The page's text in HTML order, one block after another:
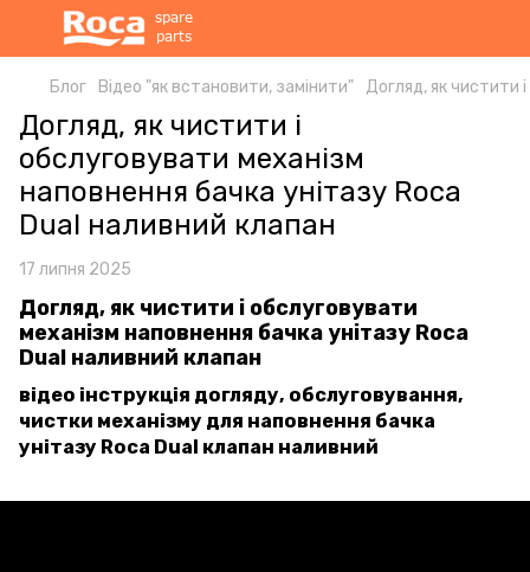
Блог Відео "як встановити, замінити" Догляд, як чистити
Догляд, як чистити і
обслуговувати механізм
наповнення бачка унітазу Roca
Dual наливний клапан
17 липня 2025
Догляд, як чистити і обслуговувати
механізм наповнення бачка унітазу Roca
Dual наливний клапан
відео інструкція догляду, обслуговування,
чистки механізму для наповнення бачка
унітазу Roca Dual клапан наливний